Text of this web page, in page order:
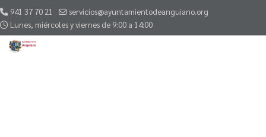
941 37 70 21
servicios@ayuntamientodeanguiano.org
Lunes, miércoles y viernes de 9:00 a 14:00